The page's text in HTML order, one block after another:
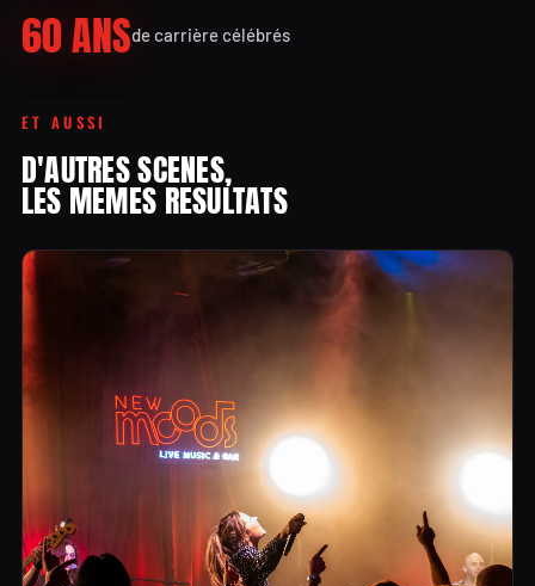
60 ANSde carrière célébrés
ET AUSSI
D'AUTRES SCENES,
LES MEMES RESULTATS